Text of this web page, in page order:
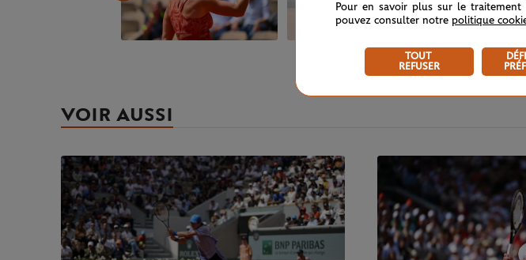
VOIR AUSSI
Pour en savoir plus sur le
pouvez consulter notre politique
TOUT
REFUSER